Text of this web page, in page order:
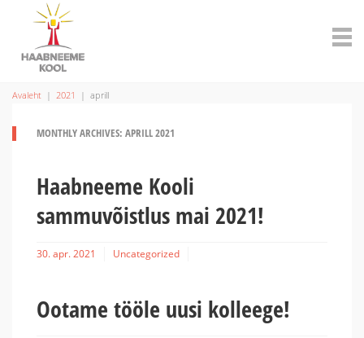
Avaleht | 2021 | aprill
MONTHLY ARCHIVES: APRILL 2021
Haabneeme Kooli
sammuvõistlus mai 2021!
30. apr. 2021 Uncategorized
Ootame tööle uusi kolleege!